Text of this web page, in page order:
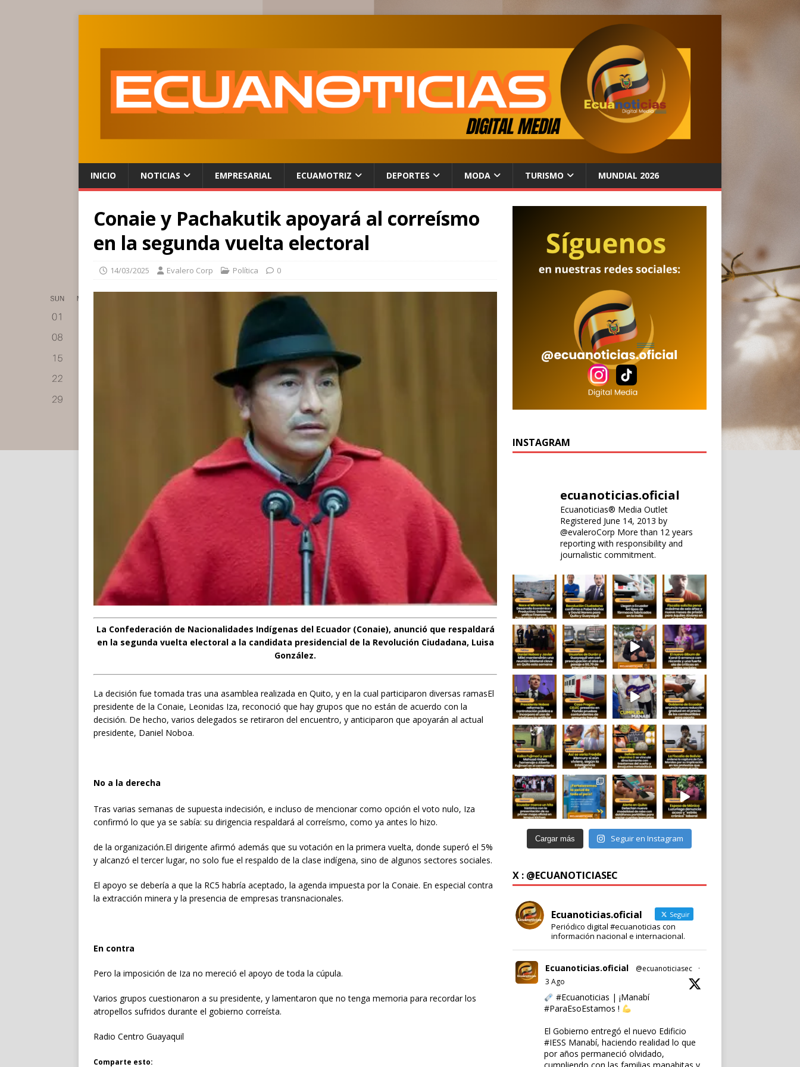
INICIO NOTICIAS EMPRESARIAL ECUAMOTRIZ DEPORTES MODA TURISMO MUNDIAL 2026
Conaie y Pachakutik apoyará al correísmo
en la segunda vuelta electoral
14/03/2025 Evalero Corp Política 0
La Confederación de Nacionalidades Indígenas del Ecuador (Conaie), anunció que respaldará
en la segunda vuelta electoral a la candidata presidencial de la Revolución Ciudadana, Luisa
González.
La decisión fue tomada tras una asamblea realizada en Quito, y en la cual participaron diversas ramasEl
presidente de la Conaie, Leonidas Iza, reconoció que hay grupos que no están de acuerdo con la
decisión. De hecho, varios delegados se retiraron del encuentro, y anticiparon que apoyarán al actual
presidente, Daniel Noboa.
No a la derecha
Tras varias semanas de supuesta indecisión, e incluso de mencionar como opción el voto nulo, Iza
confirmó lo que ya se sabía: su dirigencia respaldará al correísmo, como ya antes lo hizo.
de la organización.El dirigente afirmó además que su votación en la primera vuelta, donde superó el 5%
y alcanzó el tercer lugar, no solo fue el respaldo de la clase indígena, sino de algunos sectores sociales.
El apoyo se debería a que la RC5 habría aceptado, la agenda impuesta por la Conaie. En especial contra
la extracción minera y la presencia de empresas transnacionales.
En contra
Pero la imposición de Iza no mereció el apoyo de toda la cúpula.
Varios grupos cuestionaron a su presidente, y lamentaron que no tenga memoria para recordar los
atropellos sufridos durante el gobierno correísta.
Radio Centro Guayaquil
Comparte esto:
INSTAGRAM
ecuanoticias.oficial
Ecuanoticias® Media Outlet
Registered June 14, 2013 by
@evaleroCorp More than 12 years
reporting with responsibility and
journalistic commitment.
Cargar más Seguir en Instagram
X : @ECUANOTICIASEC
Ecuanoticias.oficial Seguir
Periódico digital #ecuanoticias con
información nacional e internacional.
Ecuanoticias.oficial @ecuanoticiasec
·
3 Ago
#Ecuanoticias | ¡Manabí
#ParaEsoEstamos !
El Gobierno entregó el nuevo Edificio
#IESS Manabí, haciendo realidad lo que
por años permaneció olvidado,